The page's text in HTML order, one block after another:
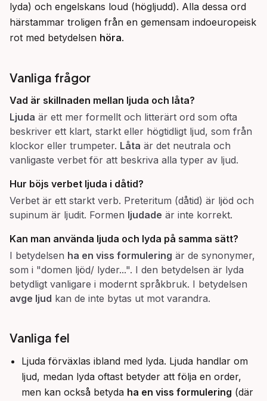
lyda) och engelskans loud (högljudd). Alla dessa ord
härstammar troligen från en gemensam indoeuropeisk
rot med betydelsen höra.
Vanliga frågor
Vad är skillnaden mellan ljuda och låta?
Ljuda är ett mer formellt och litterärt ord som ofta
beskriver ett klart, starkt eller högtidligt ljud, som från
klockor eller trumpeter. Låta är det neutrala och
vanligaste verbet för att beskriva alla typer av ljud.
Hur böjs verbet ljuda i dåtid?
Verbet är ett starkt verb. Preteritum (dåtid) är ljöd och
supinum är ljudit. Formen ljudade är inte korrekt.
Kan man använda ljuda och lyda på samma sätt?
I betydelsen ha en viss formulering är de synonymer,
som i "domen ljöd/ lyder...". I den betydelsen är lyda
betydligt vanligare i modernt språkbruk. I betydelsen
avge ljud kan de inte bytas ut mot varandra.
Vanliga fel
Ljuda förväxlas ibland med lyda. Ljuda handlar om
ljud, medan lyda oftast betyder att följa en order,
men kan också betyda ha en viss formulering (där